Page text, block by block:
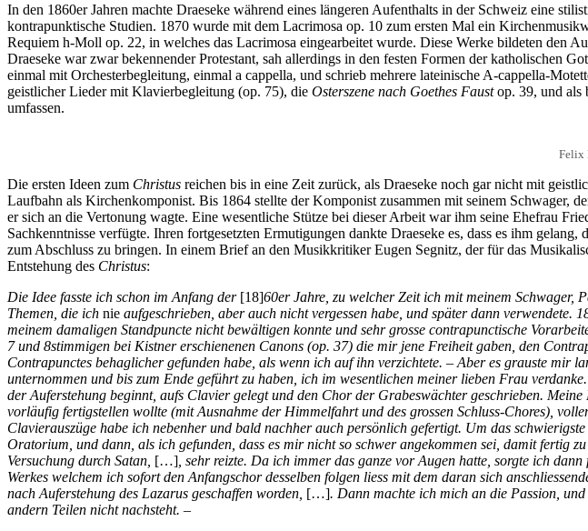
In den 1860er Jahren machte Draeseke während eines längeren Aufenthalts in der Schweiz eine
kontrapunktische Studien. 1870 wurde mit dem Lacrimosa op. 10 zum ersten Mal ein
Requiem h-Moll op. 22, in welches das Lacrimosa eingearbeitet wurde. Diese Werke bildeten den
Draeseke war zwar bekennender Protestant, sah allerdings in den festen Formen der katholischen
einmal mit Orchesterbegleitung, einmal a cappella, und schrieb mehrere lateinische A-cappella-
geistlicher Lieder mit Klavierbegleitung (op. 75), die Osterszene nach Goethes Faustop. 39, und als
umfassen.
Felix
Die ersten Ideen zum Christus reichen bis in eine Zeit zurück, als Draeseke noch gar nicht mit
Laufbahn als Kirchenkomponist. Bis 1864 stellte der Komponist zusammen mit seinem Schwager,
er sich an die Vertonung wagte. Eine wesentliche Stütze bei dieser Arbeit war ihm seine Ehefrau
Sachkenntnisse verfügte. Ihren fortgesetzten Ermutigungen dankte Draeseke es, dass es ihm
zum Abschluss zu bringen. In einem Brief an den Musikkritiker Eugen Segnitz, der für das
Entstehung des Christus:
Die Idee fasste ich schon im Anfang der [18]60er Jahre, zu welcher Zeit ich mit meinem Schwager,
Themen, die ich nie aufgeschrieben, aber auch nicht vergessen habe, und später dann
meinem damaligen Standpuncte nicht bewältigen konnte und sehr grosse contrapunctische
7 und 8stimmigen bei Kistner erschienenen Canons (op. 37) die mir jene Freiheit gaben, den
Contrapunctes behaglicher gefunden habe, als wenn ich auf ihn verzichtete. – Aber es grauste mir
unternommen und bis zum Ende geführt zu haben, ich im wesentlichen meiner lieben Frau
der Auferstehung beginnt, aufs Clavier gelegt und den Chor der Grabeswächter geschrieben.
vorläufig fertigstellen wollte (mit Ausnahme der Himmelfahrt und des grossen Schluss-Chores),
Clavierauszüge habe ich nebenher und bald nachher auch persönlich gefertigt. Um das
Oratorium, und dann, als ich gefunden, dass es mir nicht so schwer angekommen sei, damit fertig
Versuchung durch Satan, […] , sehr reizte. Da ich immer das ganze vor Augen hatte, sorgte ich dann
Werkes welchem ich sofort den Anfangschor desselben folgen liess mit dem daran sich
nach Auferstehung des Lazarus geschaffen worden, […]. Dann machte ich mich an die Passion,
andern Teilen nicht nachsteht. –